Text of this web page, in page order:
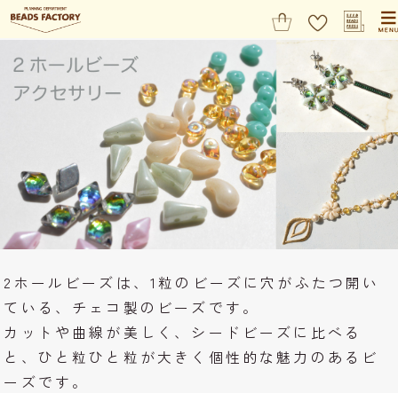
2ホールビーズは、1粒のビーズに穴がふたつ開い
ている、チェコ製のビーズです。
カットや曲線が美しく、シードビーズに比べる
と、ひと粒ひと粒が大きく個性的な魅力のあるビ
ーズです。